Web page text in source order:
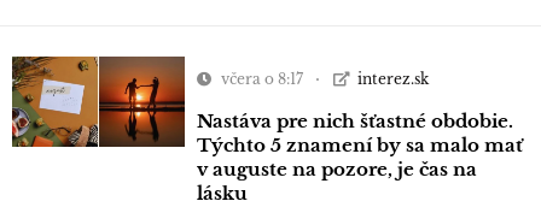
včera o 8:17 interez.sk
Nastáva pre nich šťastné obdobie.
Týchto 5 znamení by sa malo mať
v auguste na pozore, je čas na
lásku